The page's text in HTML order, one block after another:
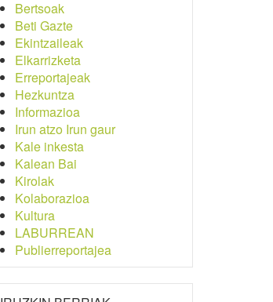
Bertsoak
Beti Gazte
Ekintzaileak
Elkarrizketa
Erreportajeak
Hezkuntza
Informazioa
Irun atzo Irun gaur
Kale inkesta
Kalean Bai
Kirolak
Kolaborazioa
Kultura
LABURREAN
Publierreportajea